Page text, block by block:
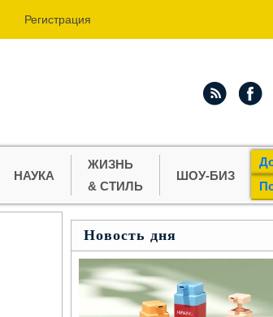
Регистрация
НАУКА
ЖИЗНЬ
& СТИЛЬ
ШОУ-БИЗ
Новость дня